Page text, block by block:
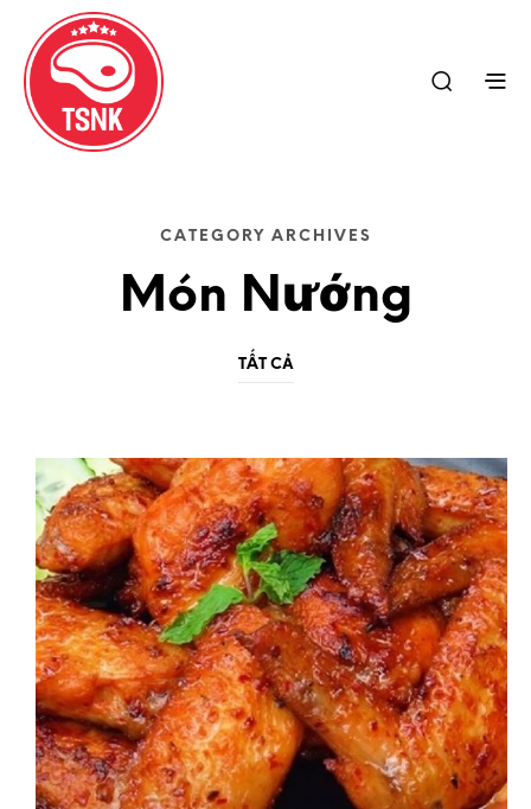
CATEGORY ARCHIVES
Món Nướng
TẤT CẢ